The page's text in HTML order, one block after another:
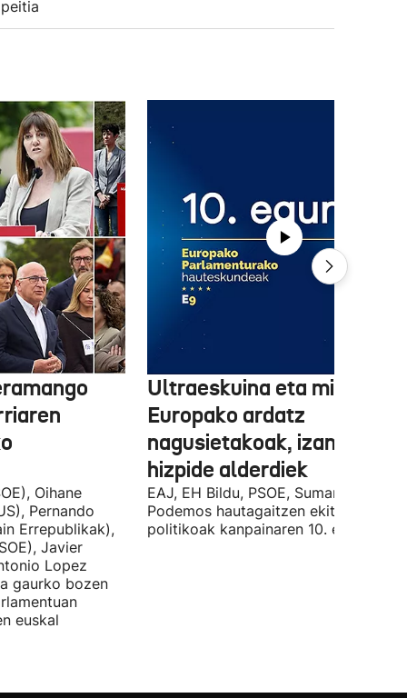
Oihane
Pernando
Errepublikak),
Javier
Lopez
gaurko bozen
euskal
Ultraeskuina eta
Europako ardatz
nagusietakoak, izan dituzte
hizpide alderdiek
EAJ, EH Bildu, PSOE, Sumar, PP eta
Podemos hautagaitzen ekitaldi
politikoak kanpainaren 10. egunean.